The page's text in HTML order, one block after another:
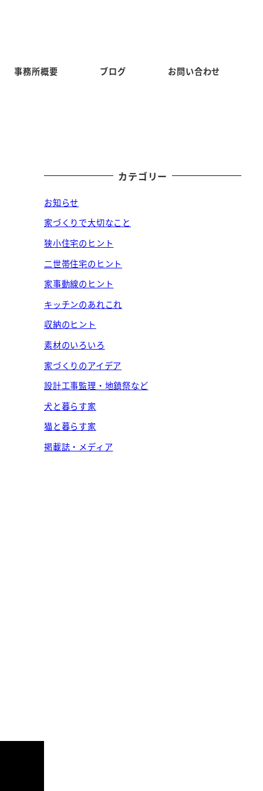
事務所概要 ブログ お問い合わせ
カテゴリー
お知らせ
家づくりで大切なこと
狭小住宅のヒント
二世帯住宅のヒント
家事動線のヒント
キッチンのあれこれ
収納のヒント
素材のいろいろ
家づくりのアイデア
設計工事監理・地鎮祭など
犬と暮らす家
猫と暮らす家
掲載誌・メディア